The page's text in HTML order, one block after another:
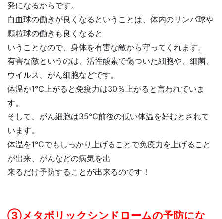
発になるからです。
白血球の働きが良くなるということは、体内のリンパ球や
顆粒球の働きも良くなると
いうことなので、身体を有害な敵から守ってくれます。
有害な敵というのは、活性酸素で傷ついた細胞や、細菌、
ウイルス、がん細胞などです。
体温が1℃上がると免疫力は30％上がると言われていま
す。
そして、がん細胞は35℃前後の低い体温を好むとされて
います。
体温を1℃でもしっかり上げることで免疫力を上げること
が出来、がんなどの病気を出
来るだけ予防することが出来るのです！
③メタボリックシンドロームの予防にな